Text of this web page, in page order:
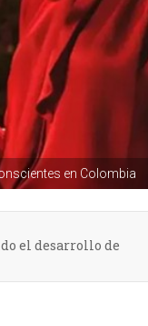
en Colombia
el desarrollo de